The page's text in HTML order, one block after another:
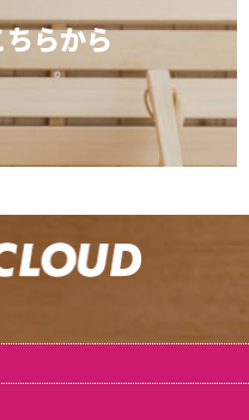
ちらから